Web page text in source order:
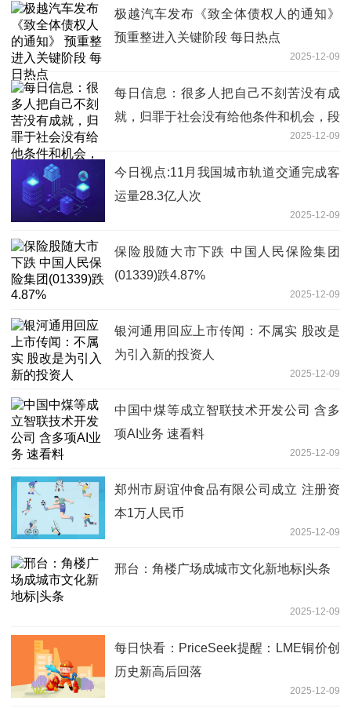
极越汽车发布《致全体债权人的通知》
预重整进入关键阶段 每日热点
2025-12-09
每日信息：很多人把自己不刻苦没有成
就，归罪于社会没有给他条件和机会，段
2025-12-09
今日视点:11月我国城市轨道交通完成客
运量28.3亿人次
2025-12-09
保险股随大市下跌 中国人民保险集团
(01339)跌4.87%
2025-12-09
银河通用回应上市传闻：不属实 股改是
为引入新的投资人
2025-12-09
中国中煤等成立智联技术开发公司 含多
项AI业务 速看料
2025-12-09
郑州市厨谊仲食品有限公司成立 注册资
本1万人民币
2025-12-09
邢台：角楼广场成城市文化新地标|头条
2025-12-09
每日快看：PriceSeek提醒：LME铜价创
历史新高后回落
2025-12-09